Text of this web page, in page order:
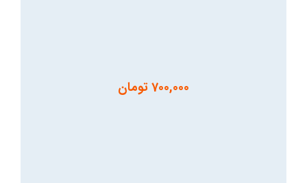
700,000تومان